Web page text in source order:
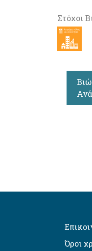
Στόχοι
Όροι